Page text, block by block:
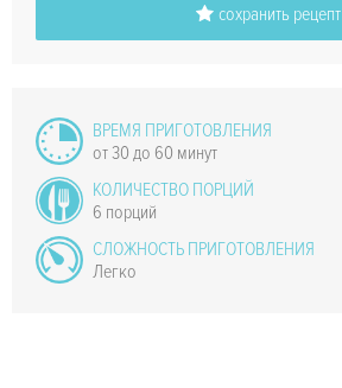
сохранить рецепт
ВРЕМЯ ПРИГОТОВЛЕНИЯ
от 30 до 60 минут
КОЛИЧЕСТВО ПОРЦИЙ
6 порций
СЛОЖНОСТЬ ПРИГОТОВЛЕНИЯ
Легко